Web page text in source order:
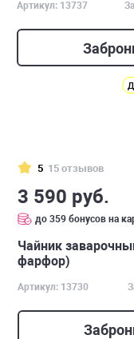
Артикул: 13737
5 15 отзывов
3 590 руб.
до 359 бонусов на
Чайник
фарфор)
Артикул: 13730